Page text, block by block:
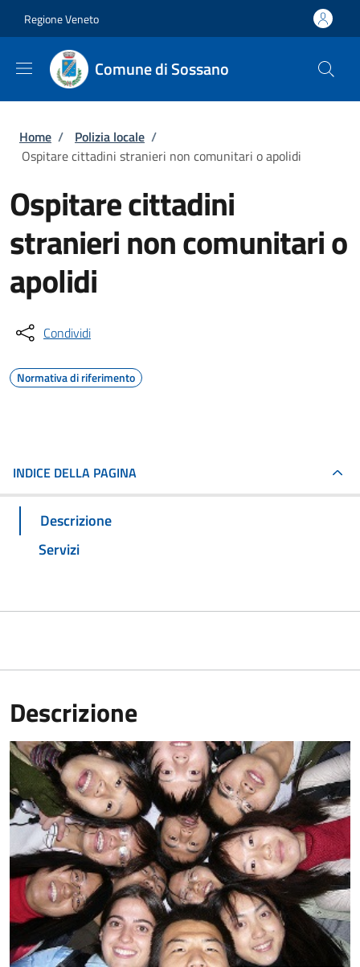
Regione Veneto
Comune di Sossano
Briciole di pane
Home / Polizia locale /
Ospitare cittadini stranieri non comunitari o apolidi
Ospitare cittadini
stranieri non comunitari o
apolidi
Condividi
Normativa di riferimento
INDICE DELLA PAGINA
Descrizione
Servizi
Descrizione